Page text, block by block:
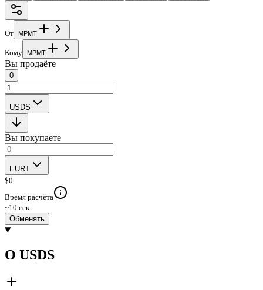
От MPMT
Кому MPMT
Вы продаёте
0
USDS
Вы покупаете
EURT
$0
Время расчёта
~10 сек
Обменять
О USDS